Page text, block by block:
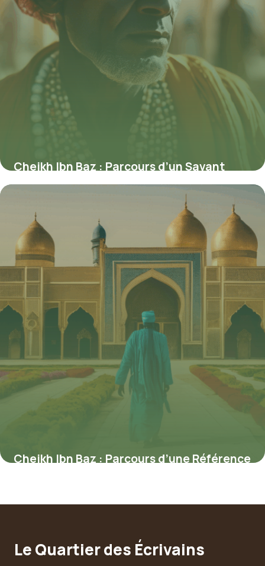
Cheikh Ibn Baz : Parcours d’un Savant
Marquant de l’Islam Contemporain
Cheikh Ibn Baz : Parcours d’une Référence
Le Quartier des Écrivains